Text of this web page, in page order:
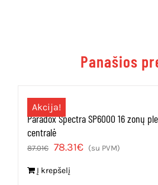
Panašios
Akcija!
Paradox Spectra SP6000 16 zonų
centralė
87.01€
Original
was:
78.31€Current
(su PVM)
Į krepšelį